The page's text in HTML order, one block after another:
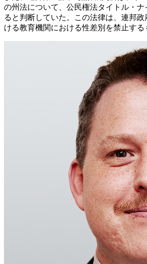
の州法について、公民権法タイトル・
ると判断していた。この法律は、連邦
ける教育機関における性差別を禁止する